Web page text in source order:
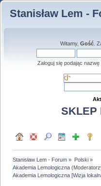
Stanisław Lem -
Witamy, Gość.
Zaloguj się podając nazwę
SKLEP
Stanisław Lem - Forum » Polski»
Akademia Lemologiczna
Akademia Lemologiczna [Wizja